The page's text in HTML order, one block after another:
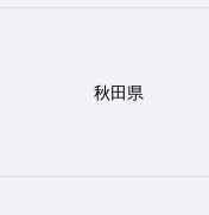
秋田県